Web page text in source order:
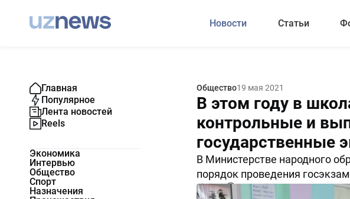
Новости Статьи
Главная
Популярное
Лента новостей
Reels
Экономика
Интервью
Общество
Спорт
Назначения
Общество19 мая 2021
В этом году в
контрольные и
В Министерстве народного
порядок проведения
6292